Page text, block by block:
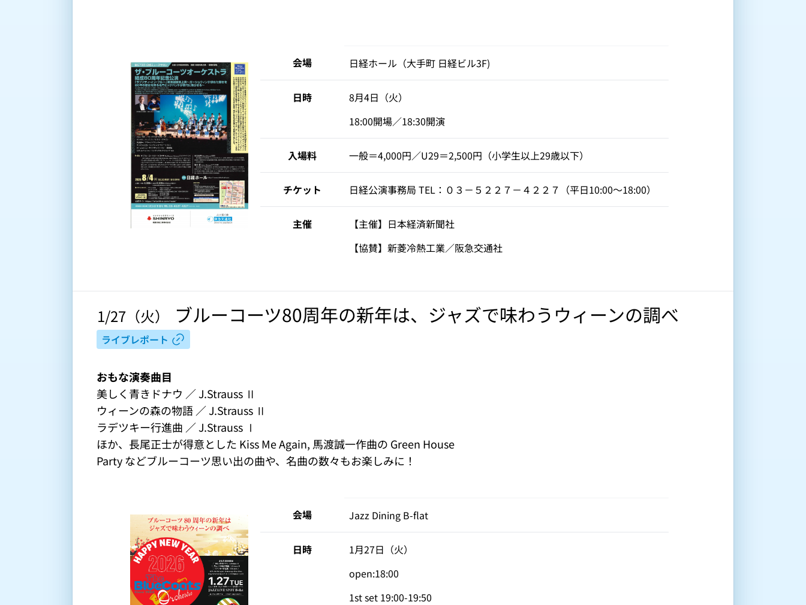
会場 日経ホール（大手町 日経ビル3F)
日時
8月4日（火）
18:00開場／18:30開演
入場料 一般＝4,000円／U29＝2,500円（小学生以上29歳以下）
チケット 日経公演事務局 TEL：０３－５２２７－４２２７（平日10:00～18:00）
主催
【主催】日本経済新聞社
【協賛】新菱冷熱工業／阪急交通社
1/27（火） ブルーコーツ80周年の新年は、ジャズで味わうウィーンの調べ
ライブレポート
おもな演奏曲目
美しく青きドナウ ／ J.Strauss Ⅱ
ウィーンの森の物語 ／ J.Strauss Ⅱ
ラデツキー行進曲 ／ J.Strauss Ⅰ
ほか、長尾正士が得意とした Kiss Me Again, 馬渡誠一作曲の Green House
Party などブルーコーツ思い出の曲や、名曲の数々もお楽しみに！
会場 Jazz Dining B-flat
日時
1月27日（火）
open:18:00
1st set 19:00-19:50